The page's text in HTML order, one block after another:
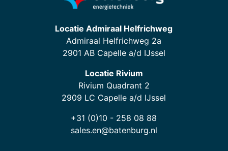
Locatie Admiraal Helfrichweg
Admiraal Helfrichweg 2a
2901 AB Capelle a/d IJssel
Locatie Rivium
Rivium Quadrant 2
2909 LC Capelle a/d IJssel
+31 (0)10 - 258 08 88
sales.en@batenburg.nl